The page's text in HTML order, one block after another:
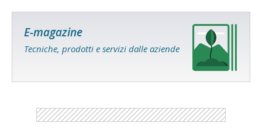
E-magazine
Tecniche, prodotti e servizi dalle aziende